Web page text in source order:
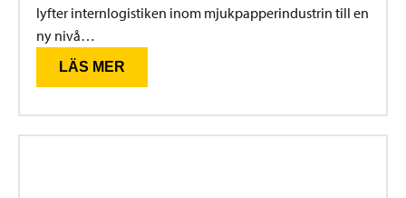
lyfter internlogistiken inom mjukpapperindustrin till en
ny nivå…
LÄS MER